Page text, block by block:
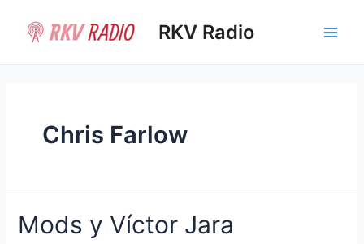
contenido
RKV Radio
Chris Farlow
Mods y Víctor Jara